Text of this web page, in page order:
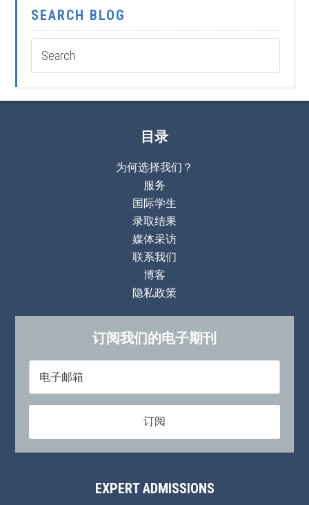
SEARCH BLOG
目录
为何选择我们？
服务
国际学生
录取结果
媒体采访
联系我们
博客
隐私政策
订阅我们的电子期刊
EXPERT ADMISSIONS